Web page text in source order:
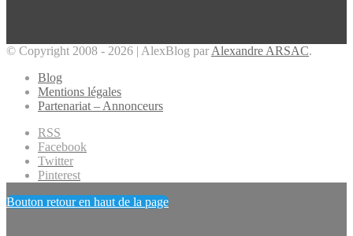
© Copyright 2008 - 2026 | AlexBlog par Alexandre ARSAC.
Blog
Mentions légales
Partenariat – Annonceurs
RSS
Facebook
Twitter
Pinterest
Bouton retour en haut de la page